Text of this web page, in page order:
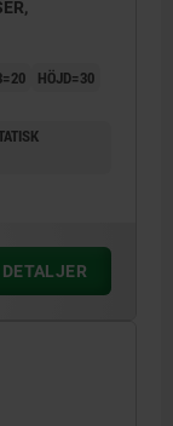
HÖJD=30
DETALJER